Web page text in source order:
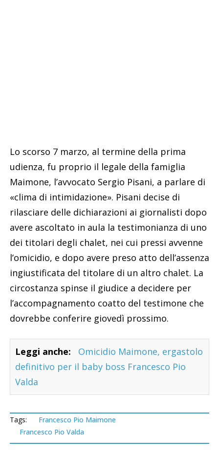
Lo scorso 7 marzo, al termine della prima
udienza, fu proprio il legale della famiglia
Maimone, l’avvocato Sergio Pisani, a parlare di
«clima di intimidazione». Pisani decise di
rilasciare delle dichiarazioni ai giornalisti dopo
avere ascoltato in aula la testimonianza di uno
dei titolari degli chalet, nei cui pressi avvenne
l’omicidio, e dopo avere preso atto dell’assenza
ingiustificata del titolare di un altro chalet. La
circostanza spinse il giudice a decidere per
l’accompagnamento coatto del testimone che
dovrebbe conferire giovedì prossimo.
Leggi anche:
Omicidio Maimone, ergastolo
definitivo per il baby boss Francesco Pio
Valda
Tags:
Francesco Pio Maimone
Francesco Pio Valda